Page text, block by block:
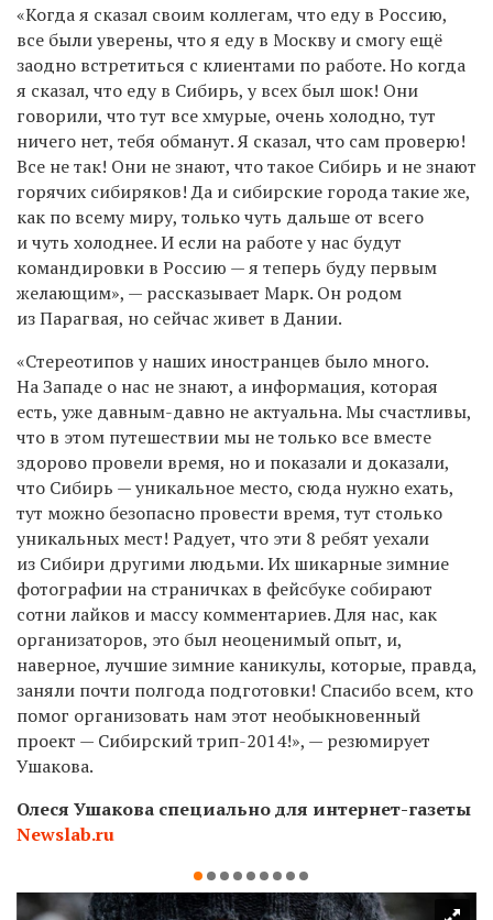
«Когда я сказал своим коллегам, что еду в Россию,
все были уверены, что я еду в Москву и смогу ещё
заодно встретиться с клиентами по работе. Но когда
я сказал, что еду в Сибирь, у всех был шок! Они
говорили, что тут все хмурые, очень холодно, тут
ничего нет, тебя обманут. Я сказал, что сам проверю!
Все не так! Они не знают, что такое Сибирь и не знают
горячих сибиряков! Да и сибирские города такие же,
как по всему миру, только чуть дальше от всего
и чуть холоднее. И если на работе у нас будут
командировки в Россию — я теперь буду первым
желающим», — рассказывает Марк. Он родом
из Парагвая, но сейчас живет в Дании.
«Стереотипов у наших иностранцев было много.
На Западе о нас не знают, а информация, которая
есть, уже давным-давно не актуальна. Мы счастливы,
что в этом путешествии мы не только все вместе
здорово провели время, но и показали и доказали,
что Сибирь — уникальное место, сюда нужно ехать,
тут можно безопасно провести время, тут столько
уникальных мест! Радует, что эти 8 ребят уехали
из Сибири другими людьми. Их шикарные зимние
фотографии на страничках в фейсбуке собирают
сотни лайков и массу комментариев. Для нас, как
организаторов, это был неоценимый опыт, и,
наверное, лучшие зимние каникулы, которые, правда,
заняли почти полгода подготовки! Спасибо всем, кто
помог организовать нам этот необыкновенный
проект — Сибирский трип-2014!», — резюмирует
Ушакова.
Олеся Ушакова специально для интернет-газеты
Newslab.ru